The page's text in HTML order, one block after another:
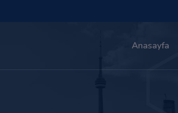
Anasayfa